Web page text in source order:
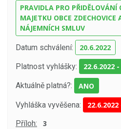
PRAVIDLA PRO PŘIDĚLOVÁNÍ
MAJETKU OBCE ZDECHOVICE
NÁJEMNÍCH SMLUV
Datum schválení: 20.6.2022
Platnost vyhlášky: 22.6.2022 -
Aktuálně platná?: ANO
Vyhláška vyvěšena: 22.6.2022
Příloh: 3